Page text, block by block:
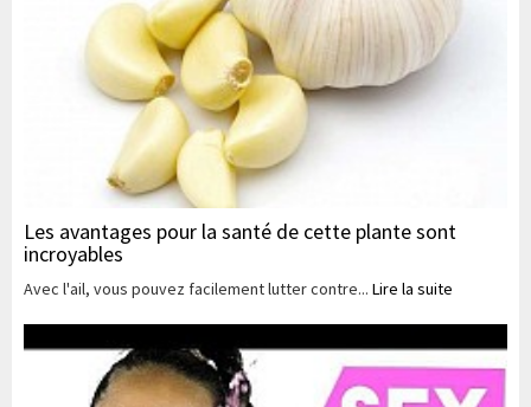
Les avantages pour la santé de cette plante sont
incroyables
Avec l'ail, vous pouvez facilement lutter contre... Lire la suite